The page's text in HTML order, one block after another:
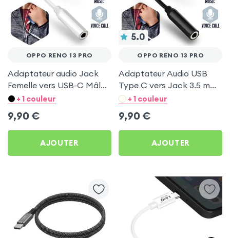
OPPO RENO 13 PRO
Adaptateur audio Jack
Femelle vers USB-C Mâle
pour Oppo Reno 13 Pro
+ 1 couleur
9,90 €
AJOUTER
5.0
OPPO RENO 13 PRO
Adaptateur Audio USB
Type C vers Jack 3.5 mm
Femelle - Noir pour Oppo
+ 1 couleur
9,90 €
AJOUTER